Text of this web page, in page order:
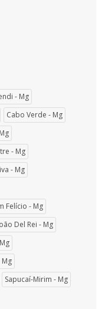
- Mg
Cabo Verde - Mg
- Mg
- Mg
Felício - Mg
Del Rei - Mg
Mg
Sapucaí-Mirim - Mg